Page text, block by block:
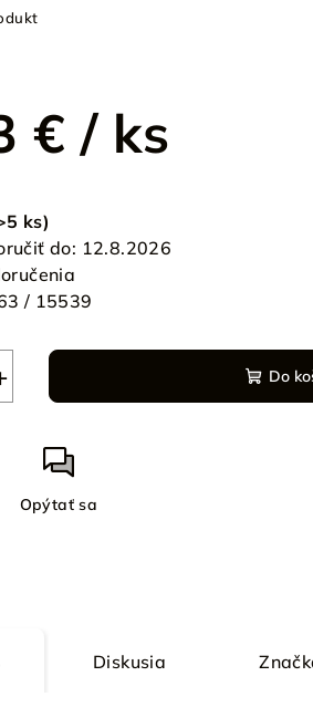
€ / ks
ks)
do: 12.8.2026
/ 15539
Do
Opýtať sa
Diskusia